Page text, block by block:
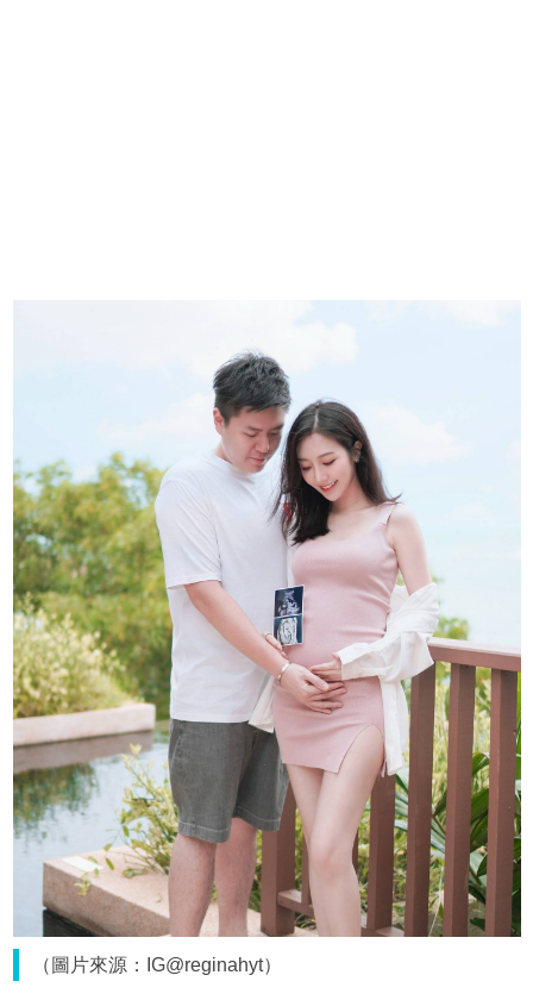
（圖片來源：IG@reginahyt）